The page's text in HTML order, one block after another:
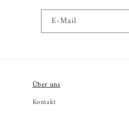
E-Mail
Über uns
Kontakt